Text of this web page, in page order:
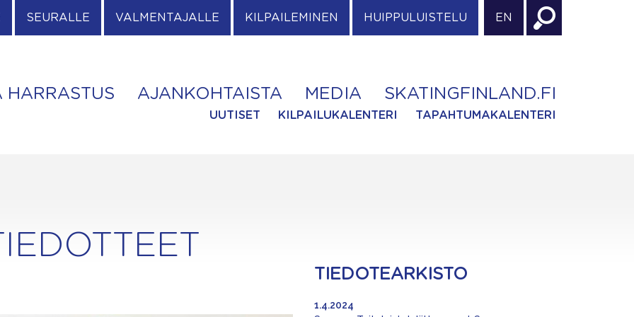
SEURALLE VALMENTAJALLE KILPAILEMINEN HUIPPULUISTELU EN
HARRASTUS AJANKOHTAISTA MEDIA SKATINGFINLAND.FI
UUTISET KILPAILUKALENTERI TAPAHTUMAKALENTERI
TIEDOTEARKISTO
1.4.2024